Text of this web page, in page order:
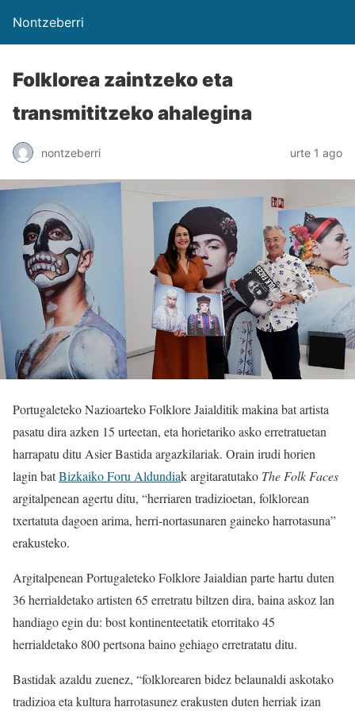
Nontzeberri
Folklorea zaintzeko eta
transmititzeko ahalegina
nontzeberri urte 1 ago
Portugaleteko Nazioarteko Folklore Jaialditik makina bat artista
pasatu dira azken 15 urteetan, eta horietariko asko erretratuetan
harrapatu ditu Asier Bastida argazkilariak. Orain irudi horien
lagin batBizkaiko Foru Aldundiak argitaratutako The Folk Faces
argitalpenean agertu ditu, “herriaren tradizioetan, folklorean
txertatuta dagoen arima, herri-nortasunaren gaineko harrotasuna”
erakusteko.
Argitalpenean Portugaleteko Folklore Jaialdian parte hartu duten
36 herrialdetako artisten 65 erretratu biltzen dira, baina askoz lan
handiago egin du: bost kontinenteetatik etorritako 45
herrialdetako 800 pertsona baino gehiago erretratatu ditu.
Bastidak azaldu zuenez, “folklorearen bidez belaunaldi askotako
tradizioa eta kultura harrotasunez erakusten duten herriak izan